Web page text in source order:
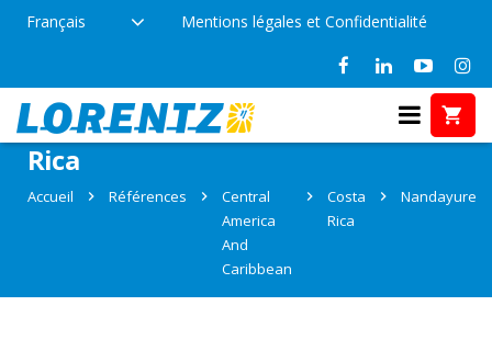
Français Mentions légales et Confidentialité
Références: Nandayure, Costa
Rica
Accueil Références
Central
America
And
Caribbean
Costa
Rica
Nandayure